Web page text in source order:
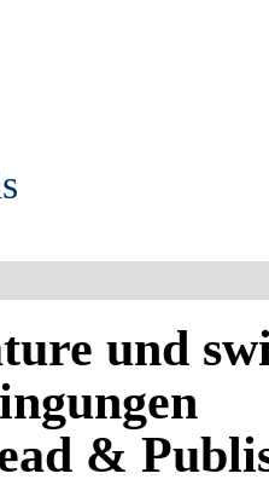
und
&